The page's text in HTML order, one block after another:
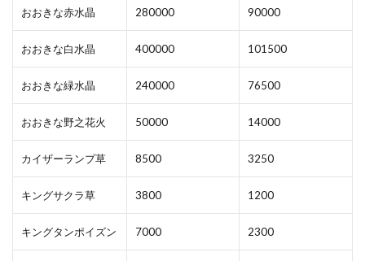
おおきな赤水晶 280000 90000
おおきな白水晶 400000 101500
おおきな緑水晶 240000 76500
おおきな野之花火 50000 14000
カイザーランプ草 8500 3250
キングサクラ草 3800 1200
キングタンポイズン 7000 2300